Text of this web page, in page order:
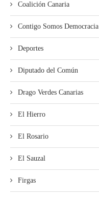
Coalición Canaria
Contigo Somos Democracia
Deportes
Diputado del Común
Drago Verdes Canarias
El Hierro
El Rosario
El Sauzal
Firgas